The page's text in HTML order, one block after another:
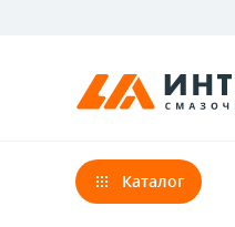
Каталог